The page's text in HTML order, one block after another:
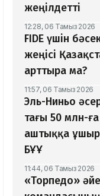
жеңілдетті
12:28, 06 Тамыз 2026
​FIDE үшін
жеңісі
арттыра ма?
11:57, 06 Тамыз 2026
Эль-Ниньо
тағы 50 млн-
аштыққа
БҰҰ
11:44, 06 Тамыз 2026
«Торпедо»